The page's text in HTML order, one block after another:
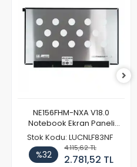
NE156FHM-NXA V18.0
Notebook Ekran Paneli
144Hz
Stok Kodu: LUCNLF83NF
%32
4.115,62 TL
2.781,52 TL